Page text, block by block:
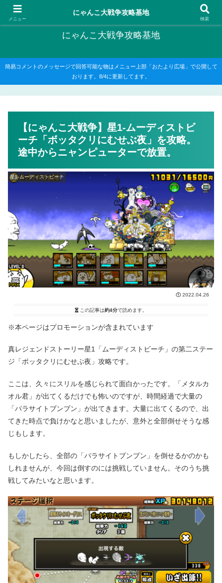
にゃんこ大戦争の攻略がメインですが、他のゲームの記事もたまに書いてます
にゃんこ大戦争攻略基地
簡易コメントのメッセージで回答可能な物はメニュー上部「おたより広場」で公開して
おります。8/4に更新してます。
【にゃんこ大戦争】星1-ムーディストビ
ーチ「ボッタクリにむせぶ夜」を攻略。
途中からニャンピューターで放置。
星1-ムーディストビーチ
2022.04.26
この記事は約4分で読めます。
※本ページはプロモーションが含まれています
真レジェンドストーリー星1「ムーディストビーチ」の第二ステー
ジ「ボッタクリにむせぶ夜」攻略です。
ここは、久々にスリルを感じられて面白かったです。「メタルカ
オル君」が出てくるだけでも怖いのですが、時間経過で大量の
「パラサイトブンブン」が出てきます。大量に出てくるので、出
てきた時点で負けかなと思いましたが、意外と全部倒せそうな感
じもします。
もしかしたら、全部の「パラサイトブンブン」を倒せるかのかも
しれませんが、今回は倒すのには挑戦していません。そのうち挑
戦してみたいなと思います。
メニュー
にゃんこ大戦争攻略基地
検索